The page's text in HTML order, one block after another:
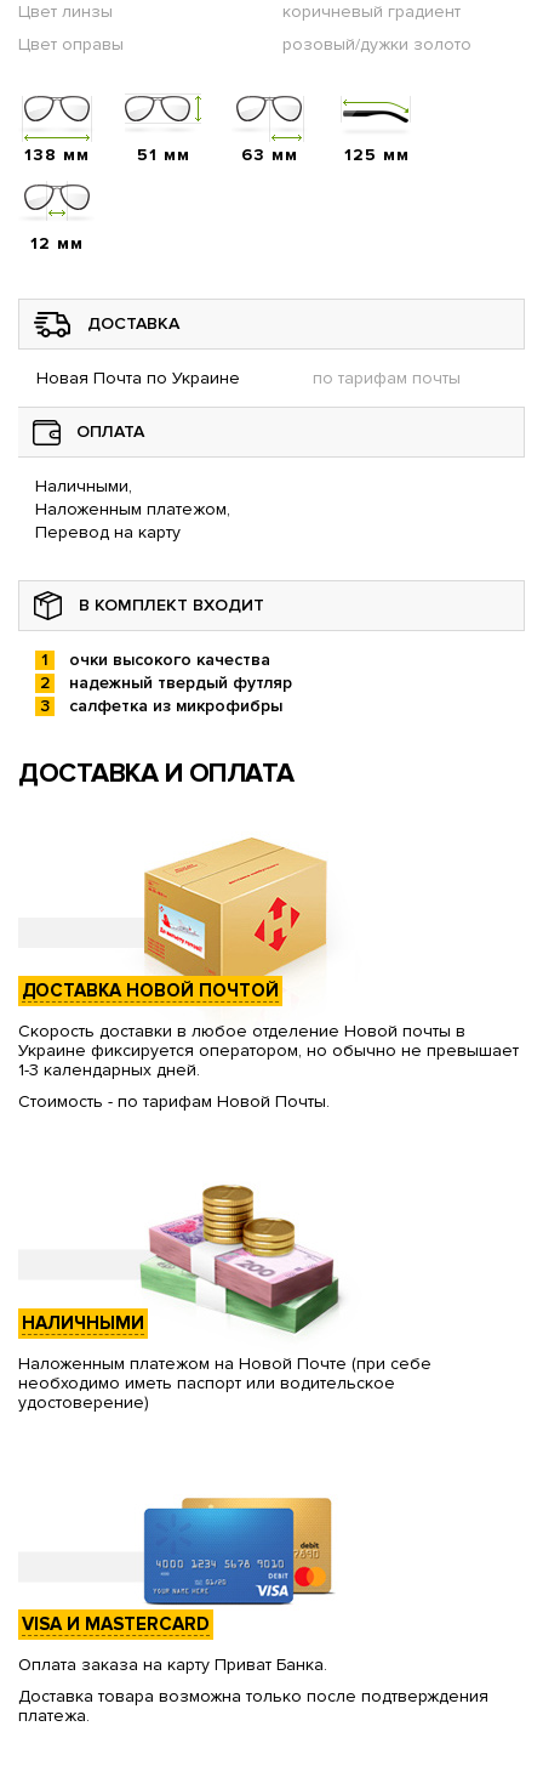
Цвет линзы
коричневый градиент
Цвет оправы
розовый/дужки золото
138 мм 51 мм 63 мм 125 мм
12 мм
ДОСТАВКА
Новая Почта по Украине по тарифам почты
ОПЛАТА
Наличными,
Наложенным платежом,
Перевод на карту
В КОМПЛЕКТ ВХОДИТ
очки высокого качества
надежный твердый футляр
салфетка из микрофибры
ДОСТАВКА И ОПЛАТА
ДОСТАВКА НОВОЙ ПОЧТОЙ
Скорость доставки в любое отделение Новой почты в
Украине фиксируется оператором, но обычно не превышает
1-3 календарных дней.
Стоимость - по тарифам Новой Почты.
НАЛИЧНЫМИ
Наложенным платежом на Новой Почте (при себе
необходимо иметь паспорт или водительское
удостоверение)
VISA И MASTERCARD
Оплата заказа на карту Приват Банка.
Доставка товара возможна только после подтверждения
платежа.